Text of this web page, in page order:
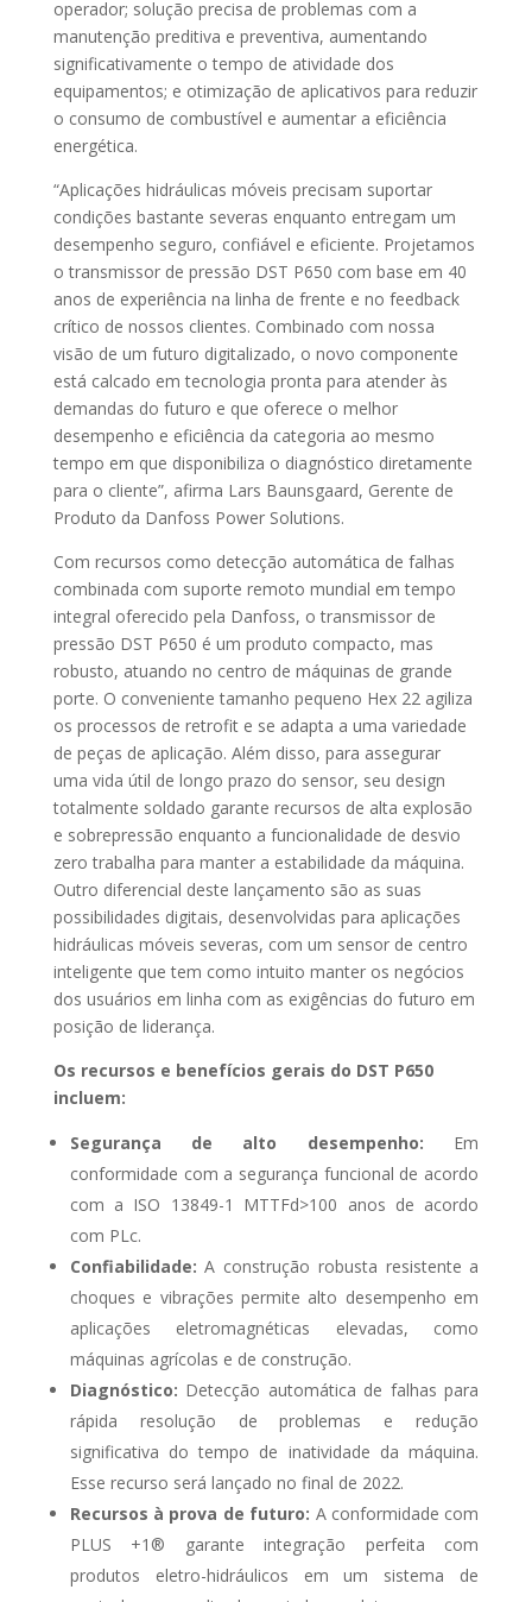
Lançame
nto do
Anuario
de
Gestão de
Ativos no
operador; solução precisa de problemas com a
manutenção preditiva e preventiva, aumentando
significativamente o tempo de atividade dos
equipamentos; e otimização de aplicativos para reduzir
o consumo de combustível e aumentar a eficiência
energética.
“Aplicações hidráulicas móveis precisam suportar
condições bastante severas enquanto entregam um
desempenho seguro, confiável e eficiente. Projetamos
o transmissor de pressão DST P650 com base em 40
anos de experiência na linha de frente e no feedback
crítico de nossos clientes. Combinado com nossa
visão de um futuro digitalizado, o novo componente
está calcado em tecnologia pronta para atender às
demandas do futuro e que oferece o melhor
desempenho e eficiência da categoria ao mesmo
tempo em que disponibiliza o diagnóstico diretamente
para o cliente”, afirma Lars Baunsgaard, Gerente de
Produto da Danfoss Power Solutions.
Com recursos como detecção automática de falhas
combinada com suporte remoto mundial em tempo
integral oferecido pela Danfoss, o transmissor de
pressão DST P650 é um produto compacto, mas
robusto, atuando no centro de máquinas de grande
porte. O conveniente tamanho pequeno Hex 22 agiliza
os processos de retrofit e se adapta a uma variedade
de peças de aplicação. Além disso, para assegurar
uma vida útil de longo prazo do sensor, seu design
totalmente soldado garante recursos de alta explosão
e sobrepressão enquanto a funcionalidade de desvio
zero trabalha para manter a estabilidade da máquina.
Outro diferencial deste lançamento são as suas
possibilidades digitais, desenvolvidas para aplicações
hidráulicas móveis severas, com um sensor de centro
inteligente que tem como intuito manter os negócios
dos usuários em linha com as exigências do futuro em
posição de liderança.
Os recursos e benefícios gerais do DST P650
incluem:
Segurança de alto desempenho: Em
conformidade com a segurança funcional de acordo
com a ISO 13849-1 MTTFd>100 anos de acordo
com PLc.
Confiabilidade: A construção robusta resistente a
choques e vibrações permite alto desempenho em
aplicações eletromagnéticas elevadas, como
máquinas agrícolas e de construção.
Diagnóstico: Detecção automática de falhas para
rápida resolução de problemas e redução
significativa do tempo de inatividade da máquina.
Esse recurso será lançado no final de 2022.
Recursos à prova de futuro: A conformidade com
PLUS +1® garante integração perfeita com
produtos eletro-hidráulicos em um sistema de